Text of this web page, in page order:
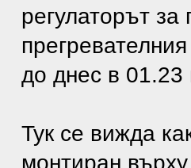
регулаторът за
до днес в 01.23
Тук се вижда
монтиран